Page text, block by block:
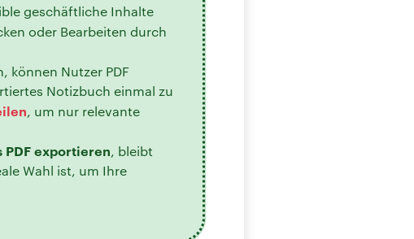
geschäftliche Inhalte
oder Bearbeiten durch
können Nutzer PDF
Notizbuch einmal zu
, um nur relevante
PDF exportieren, bleibt
Wahl ist, um Ihre